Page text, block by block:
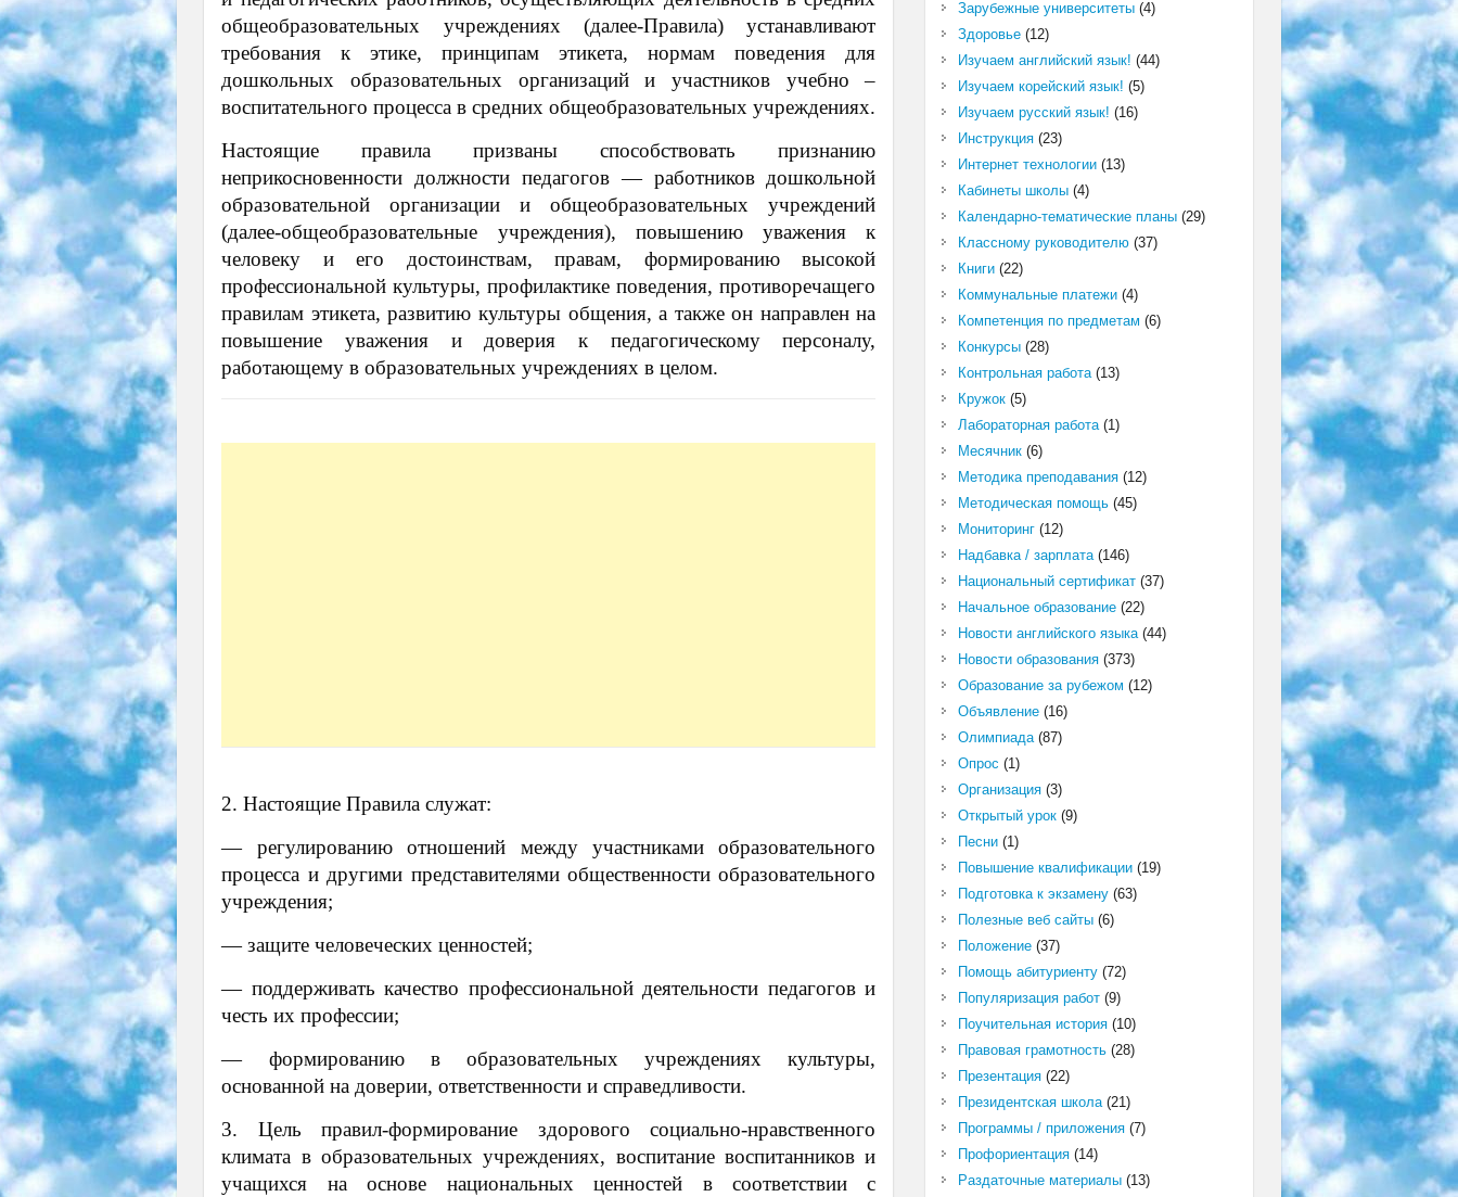
общеобразовательных учреждениях (далее-Правила) устанавливают
требования к этике, принципам этикета, нормам поведения для
дошкольных образовательных организаций и участников учебно –
воспитательного процесса в средних общеобразовательных учреждениях.
Настоящие правила призваны способствовать признанию
неприкосновенности должности педагогов — работников дошкольной
образовательной организации и общеобразовательных учреждений
(далее-общеобразовательные учреждения), повышению уважения к
человеку и его достоинствам, правам, формированию высокой
профессиональной культуры, профилактике поведения, противоречащего
правилам этикета, развитию культуры общения, а также он направлен на
повышение уважения и доверия к педагогическому персоналу,
работающему в образовательных учреждениях в целом.
2. Настоящие Правила служат:
— регулированию отношений между участниками образовательного
процесса и другими представителями общественности образовательного
учреждения;
— защите человеческих ценностей;
— поддерживать качество профессиональной деятельности педагогов и
честь их профессии;
— формированию в образовательных учреждениях культуры,
основанной на доверии, ответственности и справедливости.
3. Цель правил-формирование здорового социально-нравственного
климата в образовательных учреждениях, воспитание воспитанников и
учащихся на основе национальных ценностей в соответствии с
Зарубежные университеты(4)
Здоровье(12)
Изучаем английский язык! (44)
Изучаем корейский язык! (5)
Изучаем русский язык! (16)
Инструкция(23)
Интернет технологии(13)
Кабинеты школы(4)
Календарно-тематические планы(29)
Классному руководителю(37)
Книги(22)
Коммунальные платежи(4)
Компетенция по предметам (6)
Конкурсы(28)
Контрольная работа(13)
Кружок(5)
Лабораторная работа(1)
Месячник(6)
Методика преподавания(12)
Методическая помощь(45)
Мониторинг(12)
Надбавка / зарплата(146)
Национальный сертификат(37)
Начальное образование(22)
Новости английского языка(44)
Новости образования(373)
Образование за рубежом (12)
Объявление(16)
Олимпиада(87)
Опрос (1)
Организация(3)
Открытый урок(9)
Песни(1)
Повышение квалификации(19)
Подготовка к экзамену(63)
Полезные веб сайты(6)
Положение(37)
Помощь абитуриенту(72)
Популяризация работ(9)
Поучительная история(10)
Правовая грамотность(28)
Презентация(22)
Президентская школа(21)
Программы / приложения(7)
Профориентация(14)
Раздаточные материалы(13)